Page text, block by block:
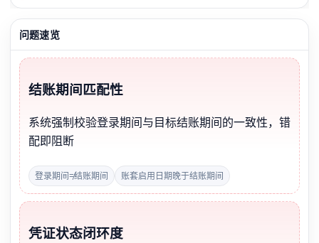
问题速览
结账期间匹配性
系统强制校验登录期间与目标结账期间的一致性，错
配即阻断
登录期间≠结账期间 账套启用日期晚于结账期间
凭证状态闭环度